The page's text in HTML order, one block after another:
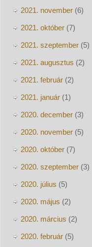
2021. november(6)
2021. október(7)
2021. szeptember(5)
2021. augusztus (2)
2021. február(2)
2021. január(1)
2020. december(3)
2020. november(5)
2020. október(7)
2020. szeptember(3)
2020. július (5)
2020. május (2)
2020. március (2)
2020. február(5)